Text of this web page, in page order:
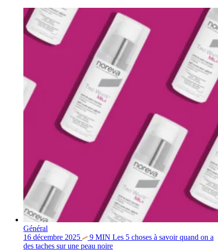
Général
16 décembre 2025
9 MIN Les 5 choses à savoir quand on a
des taches sur une peau noire